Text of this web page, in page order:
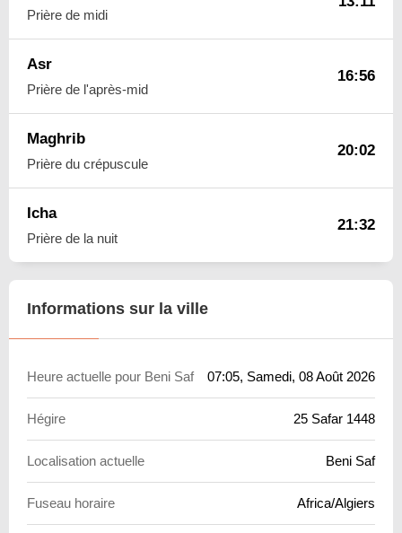
Prière de midi
Asr
Prière de l'après-mid
16:56
Maghrib
Prière du crépuscule
20:02
Icha
Prière de la nuit
21:32
Informations sur la ville
Heure actuelle pour Beni Saf 07:05, Samedi, 08 Août 2026
Hégire 25 Safar 1448
Localisation actuelle Beni Saf
Fuseau horaire Africa/Algiers